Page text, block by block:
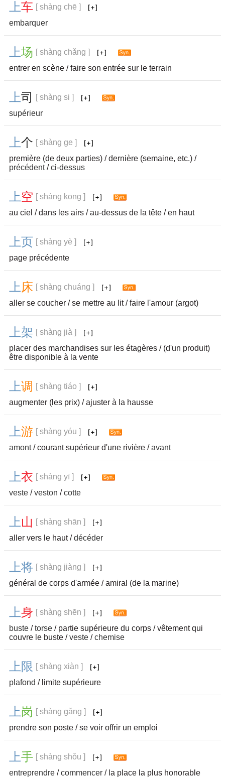
上车 [ shàng chē ]
embarquer
上场 [ shàng chǎng ]
entrer en scène / faire son entrée sur le terrain
上司
[ shàng si ]
supérieur
上个 [ shàng ge ]
première (de deux parties) / dernière (semaine, etc.) /
précédent/ci-dessus
上空 [ shàng kōng ]
au ciel / dans les airs / au-dessus de la tête / en haut
上页 [ shàng yè ]
page précédente
上 床 [ shàng chuáng ]
aller se coucher / se mettre au lit / faire l'amour (argot)
上架 [ shàng jià ]
placer des marchandises sur les étagères / (d'un produit)
être disponible à la vente
上调 [ shàng tiáo ]
augmenter (les prix) / ajuster à la hausse
上游 [ shàng yóu ]
amont/ courant supérieur d'une rivière /avant
上衣 [ shàng yī ]
veste /veston /cotte
上山 [ shàng shān ]
aller vers le haut /décéder
上将 [ shàng jiàng ]
général de corps d'armée / amiral (de la marine)
上身 [ shàng shēn ]
buste /torse / partie supérieure du corps / vêtement qui
couvre le buste /veste /chemise
上 限 [ shàng xiàn ]
plafond / limite supérieure
上岗 [ shàng gǎng ]
prendre son poste / se voir offrir un emploi
上手 [ shàng shǒu ]
entreprendre /commencer / la place la plus honorable